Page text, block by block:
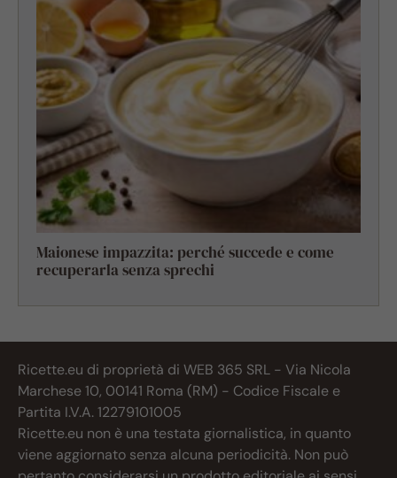
Maionese impazzita: perché succede e come
recuperarla senza sprechi
Ricette.eu di proprietà di WEB 365 SRL - Via Nicola
Marchese 10, 00141 Roma (RM) - Codice Fiscale e
Partita I.V.A. 12279101005
Ricette.eu non è una testata giornalistica, in quanto
viene aggiornato senza alcuna periodicità. Non può